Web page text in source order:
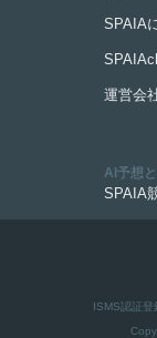
SPAIA
運営会
AI予想
SPAIA
ISMS認証